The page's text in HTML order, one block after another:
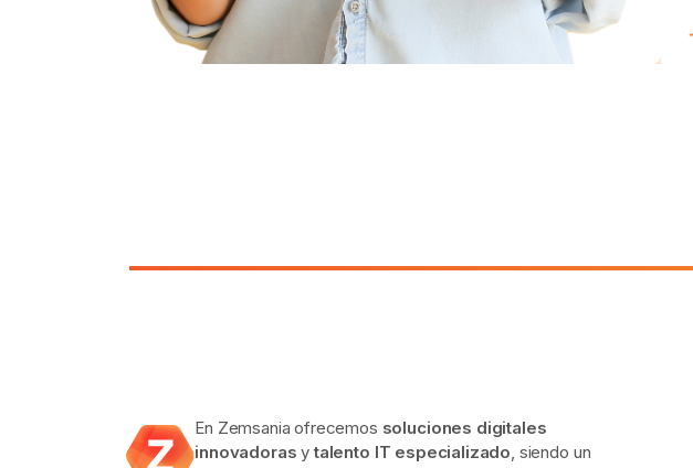
En Zemsania ofrecemos soluciones digitales
innovadoras ytalento IT especializado, siendo un